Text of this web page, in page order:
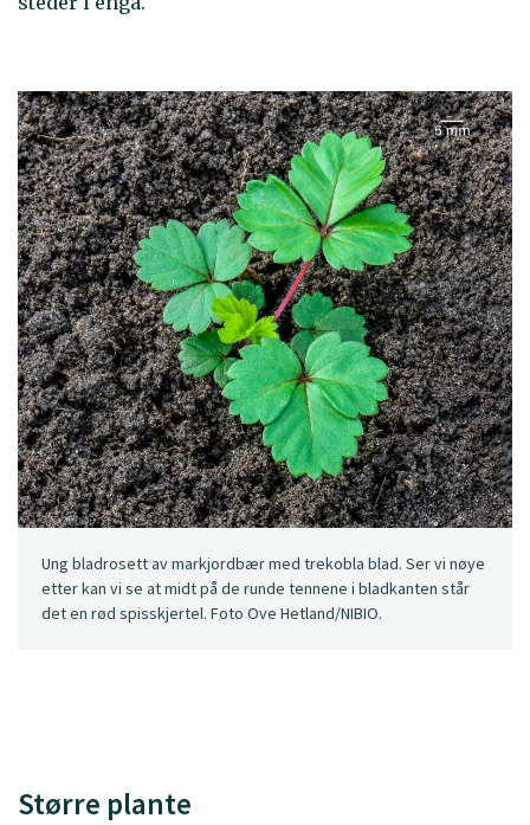
Ung bladrosett av markjordbær med trekobla blad. Ser vi nøye
etter kan vi se at midt på de runde tennene i bladkanten står
det en rød spisskjertel. Foto Ove Hetland/NIBIO.
Større plante